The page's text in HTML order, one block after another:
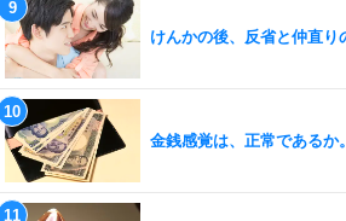
けんかの後、反省と仲直り
金銭感覚は、正常であるか。